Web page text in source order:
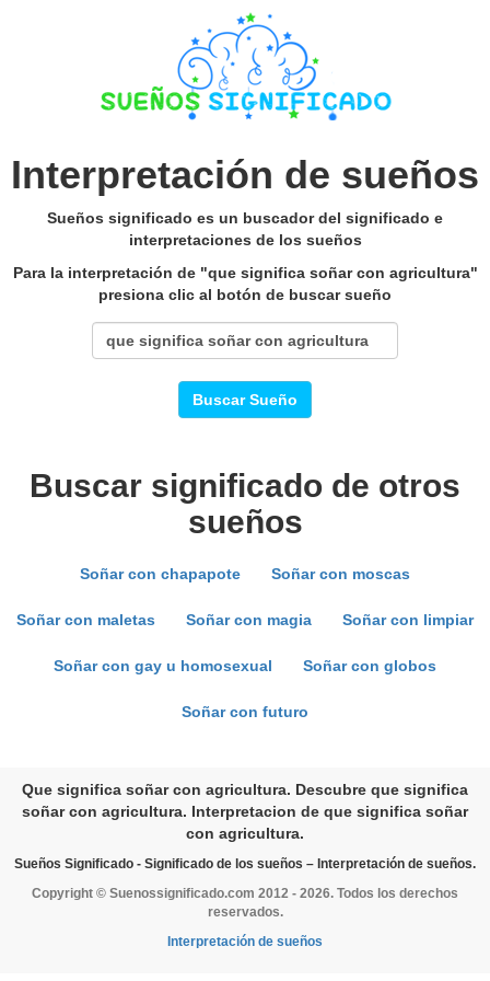
Interpretación de sueños
Sueños significado es un buscador del significado e
interpretaciones de los sueños
Para la interpretación de "que significa soñar con agricultura"
presiona clic al botón de buscar sueño
Buscar Sueño
Buscar significado de otros
sueños
Soñar con chapapote Soñar con moscas
Soñar con maletas Soñar con magia Soñar con limpiar
Soñar con gay u homosexual Soñar con globos
Soñar con futuro
Que significa soñar con agricultura. Descubre que significa
soñar con agricultura. Interpretacion de que significa soñar
con agricultura.
Sueños Significado - Significado de los sueños – Interpretación de sueños.
Copyright © Suenossignificado.com 2012 - 2026. Todos los derechos
reservados.
Interpretación de sueños